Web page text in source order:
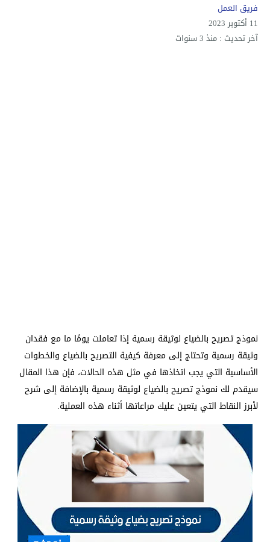
فريق العمل
11 أكتوبر 2023
آخر تحديث : منذ 3 سنوات
نموذج تصريح بالضياع لوثيقة رسمية إذا تعاملت يومًا ما مع فقدان
وثيقة رسمية وتحتاج إلى معرفة كيفية التصريح بالضياع والخطوات
الأساسية التي يجب اتخاذها في مثل هذه الحالات، فإن هذا المقال
سيقدم لك نموذج تصريح بالضياع لوثيقة رسمية بالإضافة إلى شرح
لأبرز النقاط التي يتعين عليك مراعاتها أثناء هذه العملية.